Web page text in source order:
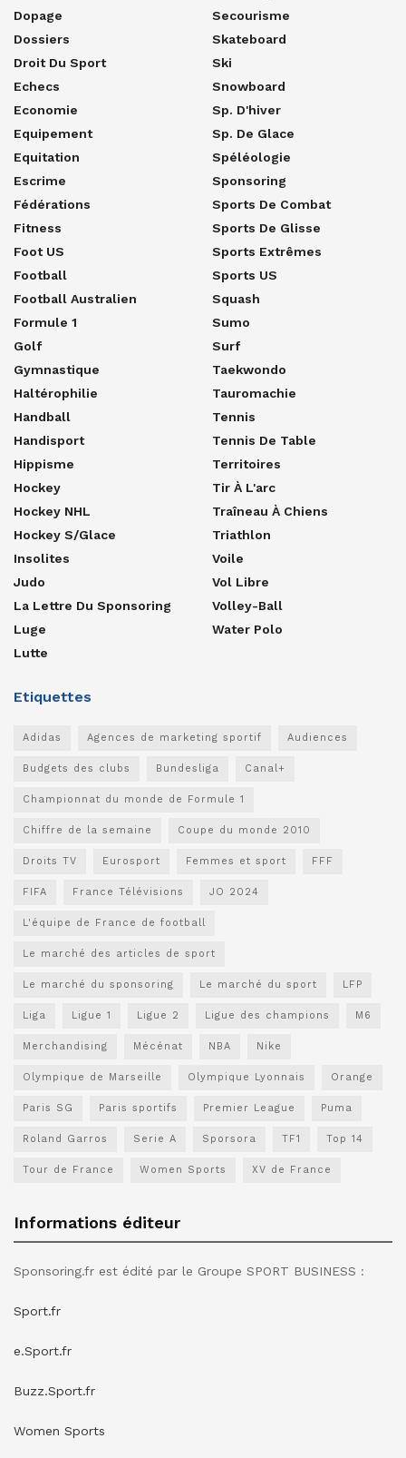
Dopage
Dossiers
Droit Du Sport
Echecs
Economie
Equipement
Equitation
Escrime
Fédérations
Fitness
Foot US
Football
Football Australien
Formule 1
Golf
Gymnastique
Haltérophilie
Handball
Handisport
Hippisme
Hockey
Hockey NHL
Hockey S/glace
Insolites
Judo
La Lettre Du Sponsoring
Luge
Lutte
Secourisme
Skateboard
Ski
Snowboard
Sp. D'hiver
Sp. De Glace
Spéléologie
Sponsoring
Sports De Combat
Sports De Glisse
Sports Extrêmes
Sports US
Squash
Sumo
Surf
Taekwondo
Tauromachie
Tennis
Tennis De Table
Territoires
Tir À L'arc
Traîneau À Chiens
Triathlon
Voile
Vol Libre
Volley-Ball
Water Polo
Etiquettes
Adidas Agences de marketing sportif Audiences
Budgets des clubs Bundesliga Canal+
Championnat du monde de Formule 1
Chiffre de la semaine Coupe du monde 2010
Droits TV Eurosport Femmes et sport FFF
FIFA France Télévisions JO 2024
L'équipe de France de football
Le marché des articles de sport
Le marché du sponsoring Le marché du sport LFP
Liga Ligue 1 Ligue 2 Ligue des champions M6
Merchandising Mécénat NBA Nike
Olympique de Marseille Olympique Lyonnais Orange
Paris SG Paris sportifs Premier League Puma
Roland Garros Serie A Sporsora TF1 Top 14
Tour de France Women Sports XV de France
Informations éditeur
Sponsoring.fr est édité par le Groupe SPORT BUSINESS :
Sport.fr
e.Sport.fr
Buzz.Sport.fr
Women Sports